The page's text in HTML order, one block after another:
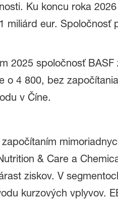
Ku koncu roka
miliárd eur.
2025 spoločnosť
o 4 800, bez
v Číne.
& Care a
ziskov. V
kurzových vplyvov.